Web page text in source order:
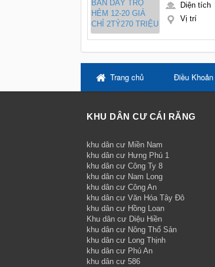
Diện tích
Vị trí
Trang chủ Điều Khoản
KHU DÂN CƯ CÁI RĂNG
khu dân cư Miền Nam
khu dân cư Hưng Phú 1
khu dân cư Công Ty 8
khu dân cư Nam Long
khu dân cư Công An
khu dân cư Văn Hóa Tây Đô
khu dân cư Hồng Loan
Khu dân cư Diệu Hiền
khu dân cư Nông Thổ Sản
khu dân cư Long Thịnh
khu dân cư Phú An
khu dân cư 586